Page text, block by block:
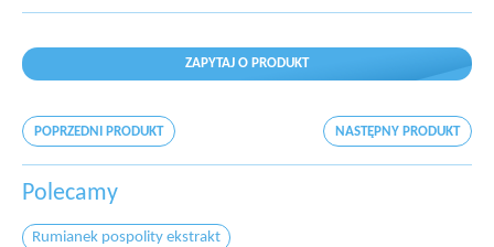
ZAPYTAJ O PRODUKT
POPRZEDNI PRODUKT NASTĘPNY PRODUKT
Polecamy
Rumianek pospolity ekstrakt